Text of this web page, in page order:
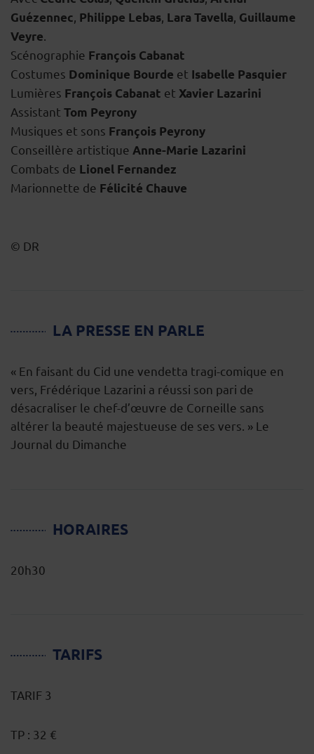
Guézennec Philippe Lebas Lara Tavella Guillaume
Veyre
Scénographie François Cabanat
Costumes Dominique Bourde et Isabelle Pasquier
Lumières François Cabanat et Xavier Lazarini
Assistant Tom Peyrony
Musiques et sons François Peyrony
Conseillère artistique Anne-Marie Lazarini
Combats de Lionel Fernandez
Marionnette de Félicité Chauve
© DR
LA PRESSE EN PARLE
« En faisant du Cid une vendetta tragi-comique en
vers, Frédérique Lazarini a réussi son pari de
désacraliser le chef-d’œuvre de Corneille sans
altérer la beauté majestueuse de ses vers. » Le
Journal du Dimanche
HORAIRES
20h30
TARIFS
TARIF 3
TP : 32 €